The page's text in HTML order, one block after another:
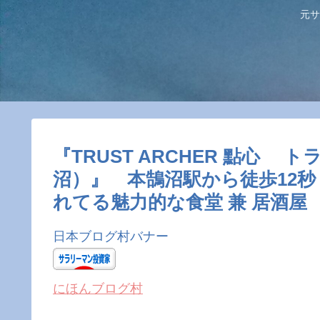
元
『TRUST ARCHER 點心 ト
沼）』 本鵠沼駅から徒歩12
れてる魅力的な食堂 兼 居酒屋
日本ブログ村バナー
にほんブログ村